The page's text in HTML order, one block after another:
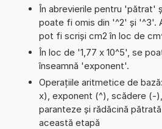
În abrevierile pentru 'pătrat'
poate fi omis din '^2' și '^3'.
pot fi scriși cm2 în loc de
În loc de '1,77 x 10^5', se
înseamnă 'exponent'.
Operațiile aritmetice de
x), exponent (^), scădere (-
paranteze și rădăcină
această etapă